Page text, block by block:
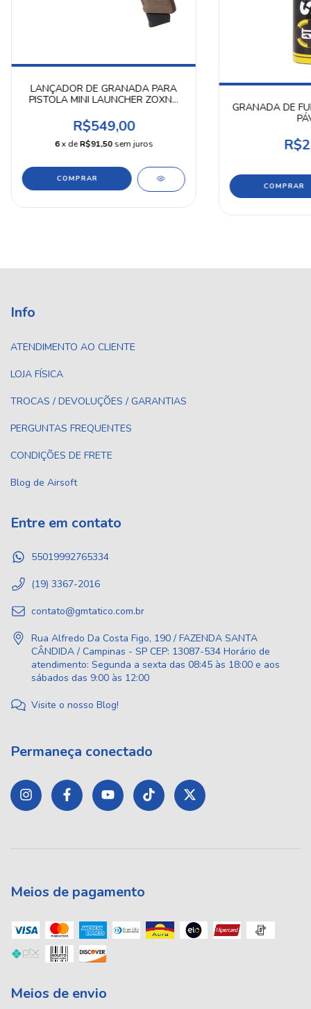
LANÇADOR DE GRANADA PARA
PISTOLA MINI LAUNCHER ZOXNA
R$549,00
6x deR$91,50 sem juros
GRANADA DE
Info
ATENDIMENTO AO CLIENTE
LOJA FÍSICA
TROCAS / DEVOLUÇÕES / GARANTIAS
PERGUNTAS FREQUENTES
CONDIÇÕES DE FRETE
Blog de Airsoft
Entre em contato
55019992765334
(19) 3367-2016
contato@gmtatico.com.br
Rua Alfredo Da Costa Figo, 190 / FAZENDA SANTA
CÂNDIDA / Campinas - SP CEP: 13087-534 Horário de
atendimento: Segunda a sexta das 08:45 às 18:00 e aos
sábados das 9:00 às 12:00
Visite o nosso Blog!
Permaneça conectado
Meios de pagamento
Meios de envio